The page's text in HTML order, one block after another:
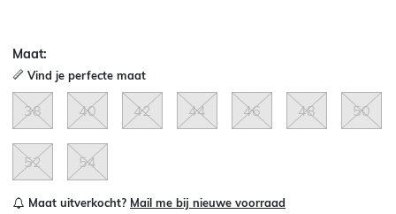
Maat:
Vind je perfecte maat
38 40 42 44 46 48 50
52 54
Maat uitverkocht? Mail me bij nieuwe voorraad